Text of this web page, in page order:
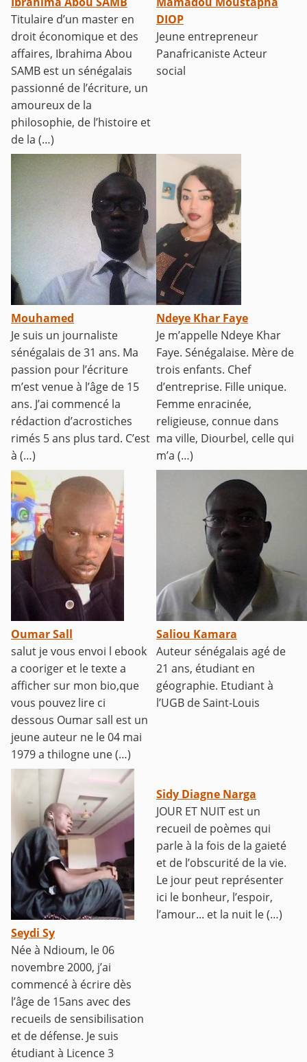
Titulaire d’un master en
droit économique et des
affaires, Ibrahima Abou
SAMB est un sénégalais
passionné de l’écriture, un
amoureux de la
philosophie, de l’histoire et
de la (…)
DIOP
Jeune entrepreneur
Panafricaniste Acteur
social
Mouhamed
Je suis un journaliste
sénégalais de 31 ans. Ma
passion pour l’écriture
m’est venue à l’âge de 15
ans. J’ai commencé la
rédaction d’acrostiches
rimés 5 ans plus tard. C’est
à (…)
Ndeye Khar Faye
Je m’appelle Ndeye Khar
Faye. Sénégalaise. Mère de
trois enfants. Chef
d’entreprise. Fille unique.
Femme enracinée,
religieuse, connue dans
ma ville, Diourbel, celle qui
m’a (…)
Oumar Sall
salut je vous envoi l ebook
a cooriger et le texte a
afficher sur mon bio,que
vous pouvez lire ci
dessous Oumar sall est un
jeune auteur ne le 04 mai
1979 a thilogne une (…)
Saliou Kamara
Auteur sénégalais agé de
21 ans, étudiant en
géographie. Etudiant à
l’UGB de Saint-Louis
Seydi Sy
Née à Ndioum, le 06
novembre 2000, j’ai
commencé à écrire dès
l’âge de 15ans avec des
recueils de sensibilisation
et de défense. Je suis
étudiant à Licence 3
Sidy Diagne Narga
JOUR ET NUIT est un
recueil de poèmes qui
parle à la fois de la gaieté
et de l’obscurité de la vie.
Le jour peut représenter
ici le bonheur, l’espoir,
l’amour... et la nuit le (…)